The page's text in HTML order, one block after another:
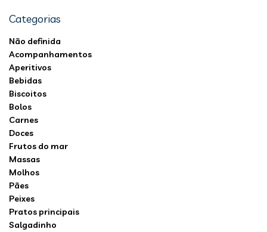
Categorias
Não definida
Acompanhamentos
Aperitivos
Bebidas
Biscoitos
Bolos
Carnes
Doces
Frutos do mar
Massas
Molhos
Pães
Peixes
Pratos principais
Salgadinho